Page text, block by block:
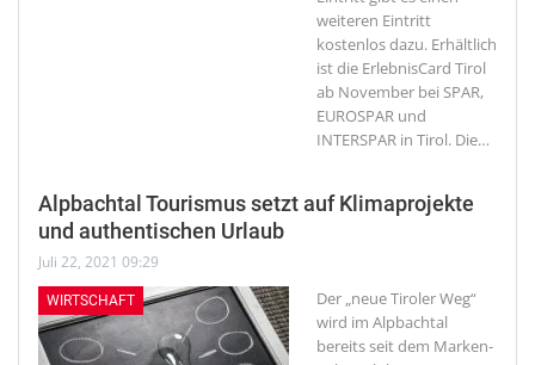
weiteren Eintritt
kostenlos dazu. Erhältlich
ist die ErlebnisCard Tirol
ab November bei SPAR,
EUROSPAR und
INTERSPAR in Tirol. Die…
Alpbachtal Tourismus setzt auf Klimaprojekte
und authentischen Urlaub
Juli 22, 2021 09:29
WIRTSCHAFT
Der „neue Tiroler Weg“
wird im Alpbachtal
bereits seit dem Marken-